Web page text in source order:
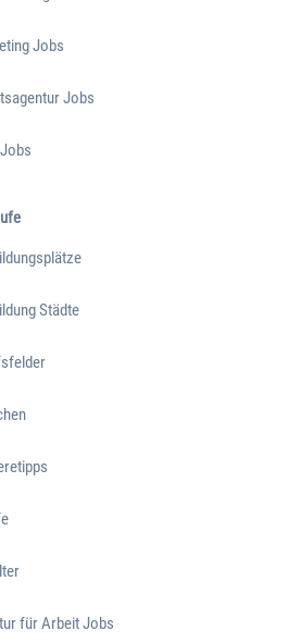
Jobs
Jobs
Städte
für Arbeit Jobs